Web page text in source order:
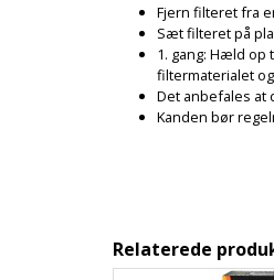
Fjern filteret fra
Sæt filteret på
1. gang: Hæld op
filtermaterialet
Det anbefales at
Kanden bør
Relaterede